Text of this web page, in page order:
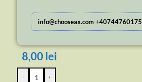
info@chooseax.com +40744760175
8,00lei
- +